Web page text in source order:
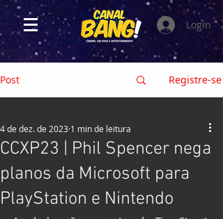
Login
Post Registre-se
SÉRIES e TV
CCXP23 | Phil Spencer nega
planos da Microsoft para
PlayStation e Nintendo
4 de dez. de 2023 1 min de leitura